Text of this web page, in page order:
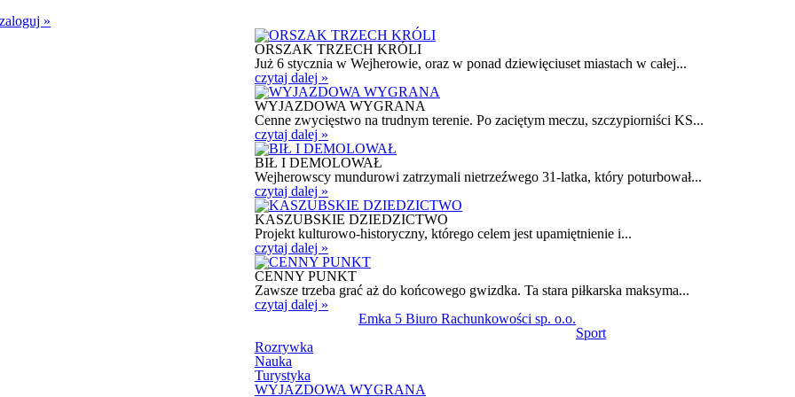
zaloguj »
ORSZAK TRZECH KRÓLI
Już 6 stycznia w Wejherowie, oraz w ponad dziewięciuset miastach w całej...
czytaj dalej »
WYJAZDOWA WYGRANA
Cenne zwycięstwo na trudnym terenie. Po zaciętym meczu, szczypiorniści KS...
czytaj dalej »
BIŁ I DEMOLOWAŁ
Wejherowscy mundurowi zatrzymali nietrzeźwego 31-latka, który poturbował...
czytaj dalej »
KASZUBSKIE DZIEDZICTWO
Projekt kulturowo-historyczny, którego celem jest upamiętnienie i...
czytaj dalej »
CENNY PUNKT
Zawsze trzeba grać aż do końcowego gwizdka. Ta stara piłkarska maksyma...
czytaj dalej »
Emka 5 Biuro Rachunkowości sp. o.o.
Sport
Rozrywka
Nauka
Turystyka
WYJAZDOWA WYGRANA